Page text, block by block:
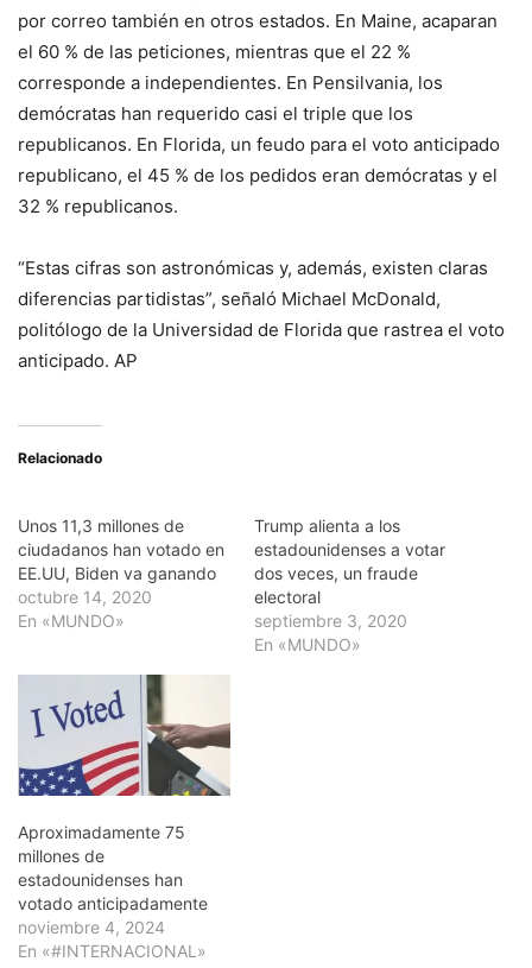
por correo también en otros estados. En Maine, acaparan
el 60 % de las peticiones, mientras que el 22 %
corresponde a independientes. En Pensilvania, los
demócratas han requerido casi el triple que los
republicanos. En Florida, un feudo para el voto anticipado
republicano, el 45 % de los pedidos eran demócratas y el
32 % republicanos.
“Estas cifras son astronómicas y, además, existen claras
diferencias partidistas”, señaló Michael McDonald,
politólogo de la Universidad de Florida que rastrea el voto
anticipado. AP
Relacionado
Unos 11,3 millones de
ciudadanos han votado en
EE.UU, Biden va ganando
octubre 14, 2020
En «MUNDO»
Trump alienta a los
estadounidenses a votar
dos veces, un fraude
electoral
septiembre 3, 2020
En «MUNDO»
Aproximadamente 75
millones de
estadounidenses han
votado anticipadamente
noviembre 4, 2024
En «#INTERNACIONAL»